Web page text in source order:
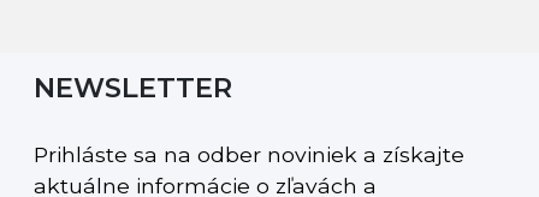
NEWSLETTER
Prihláste sa na odber noviniek a získajte
aktuálne informácie o zľavách a